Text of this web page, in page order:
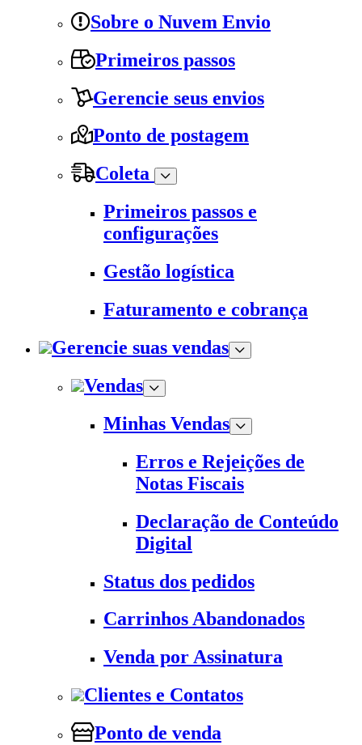
Sobre o Nuvem Envio
Primeiros passos
Gerencie seus envios
Ponto de postagem
Coleta
Primeiros passos e
configurações
Gestão logística
Faturamento e cobrança
Gerencie suas vendas
Vendas
Minhas Vendas
Erros e Rejeições de
Notas Fiscais
Declaração de Conteúdo
Digital
Status dos pedidos
Carrinhos Abandonados
Venda por Assinatura
Clientes e Contatos
Ponto de venda